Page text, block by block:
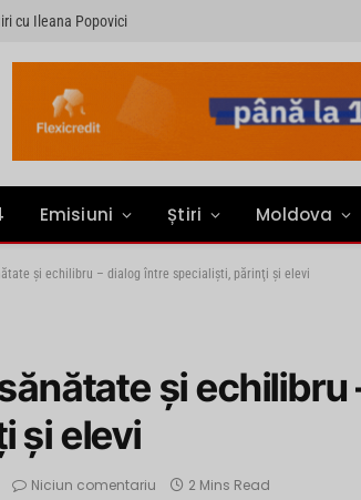
cu Ileana Popovici
Emisiuni Știri Moldova
şi echilibru – dialog între specialişti, părinţi şi elevi
şi echilibru
şi elevi
Niciun comentariu 2 Mins Read